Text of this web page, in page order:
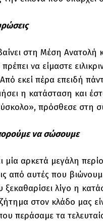
στη Μέση Ανατολή
να είμαστε
εκεί πέρα επειδή
η κατάσταση και
πρόσθεσε στη
να σώσουμε
μία αρκετά μεγάλη
από αυτές που
ξεκαθαρίσει λίγο η
στον κλάδο μας
περάσαμε τα